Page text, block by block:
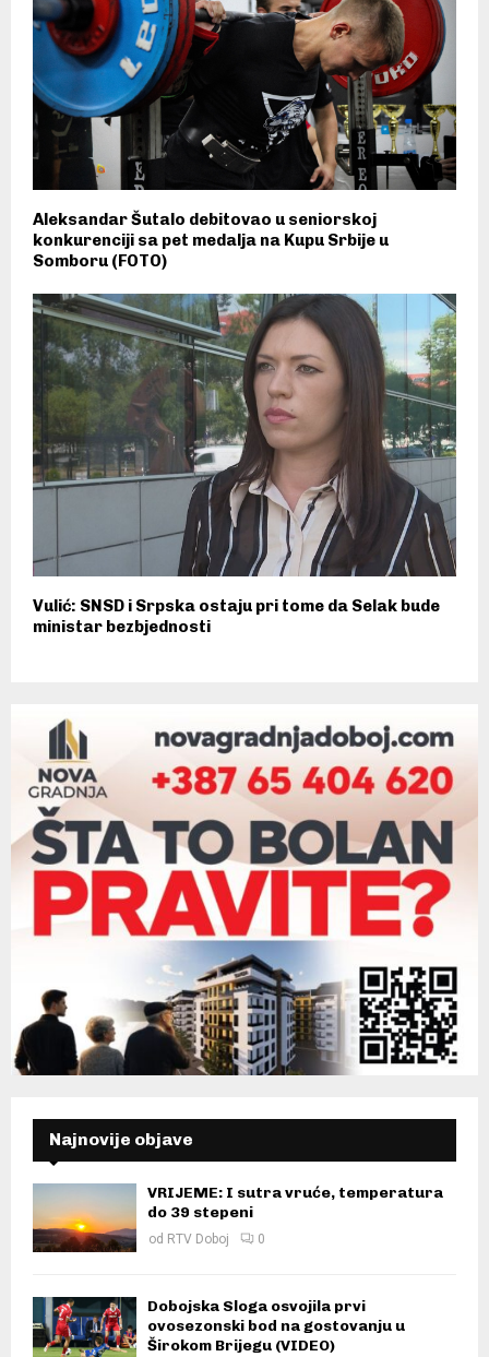
Aleksandar Šutalo debitovao u seniorskoj
konkurenciji sa pet medalja na Kupu Srbije u
Somboru (FOTO)
Vulić: SNSD i Srpska ostaju pri tome da Selak bude
ministar bezbjednosti
Najnovije objave
VRIJEME: I sutra vruće, temperatura
do 39 stepeni
od RTV Doboj 0
Dobojska Sloga osvojila prvi
ovosezonski bod na gostovanju u
Širokom Brijegu (VIDEO)